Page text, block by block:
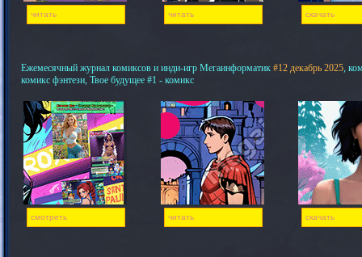
читать читать скачать
Ежемесячный журнал комиксов и инди-игр Мегаинформатик #12 декабрь 2025,
комикс фэнтези, Твое будущее #1 - комикс
смотреть читать скачать